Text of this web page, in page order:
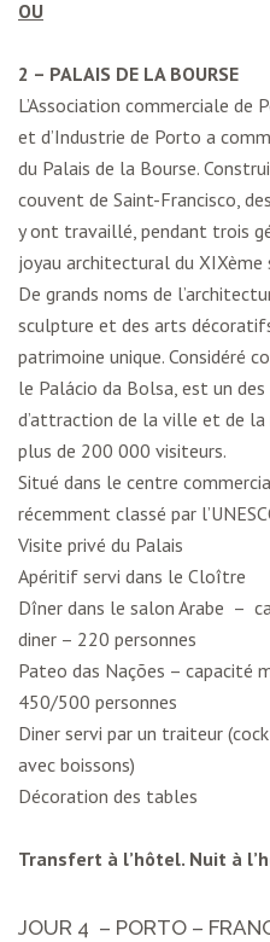
OU
2 – PALAIS DE LA BOURSE
L’Association commerciale de
et d’Industrie de Porto a
du Palais de la Bourse.
couvent de Saint-Francisco,
y ont travaillé, pendant trois
joyau architectural du XIXème
De grands noms de
sculpture et des arts
patrimoine unique. Considéré
le Palácio da Bolsa, est un
d’attraction de la ville et de la
plus de 200 000 visiteurs.
Situé dans le centre
récemment classé par
Visite privé du Palais
Apéritif servi dans le Cloître
Dîner dans le salon Arabe –
diner – 220 personnes
Pateo das Nações – capacité
450/500 personnes
Diner servi par un traiteur
avec boissons)
Décoration des tables
Transfert à l’hôtel. Nuit à
JOUR 4 – PORTO –